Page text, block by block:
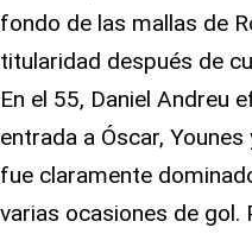
fondo de las mallas de
titularidad después de
En el 55, Daniel Andreu
entrada a Óscar,
fue claramente
varias ocasiones de gol.